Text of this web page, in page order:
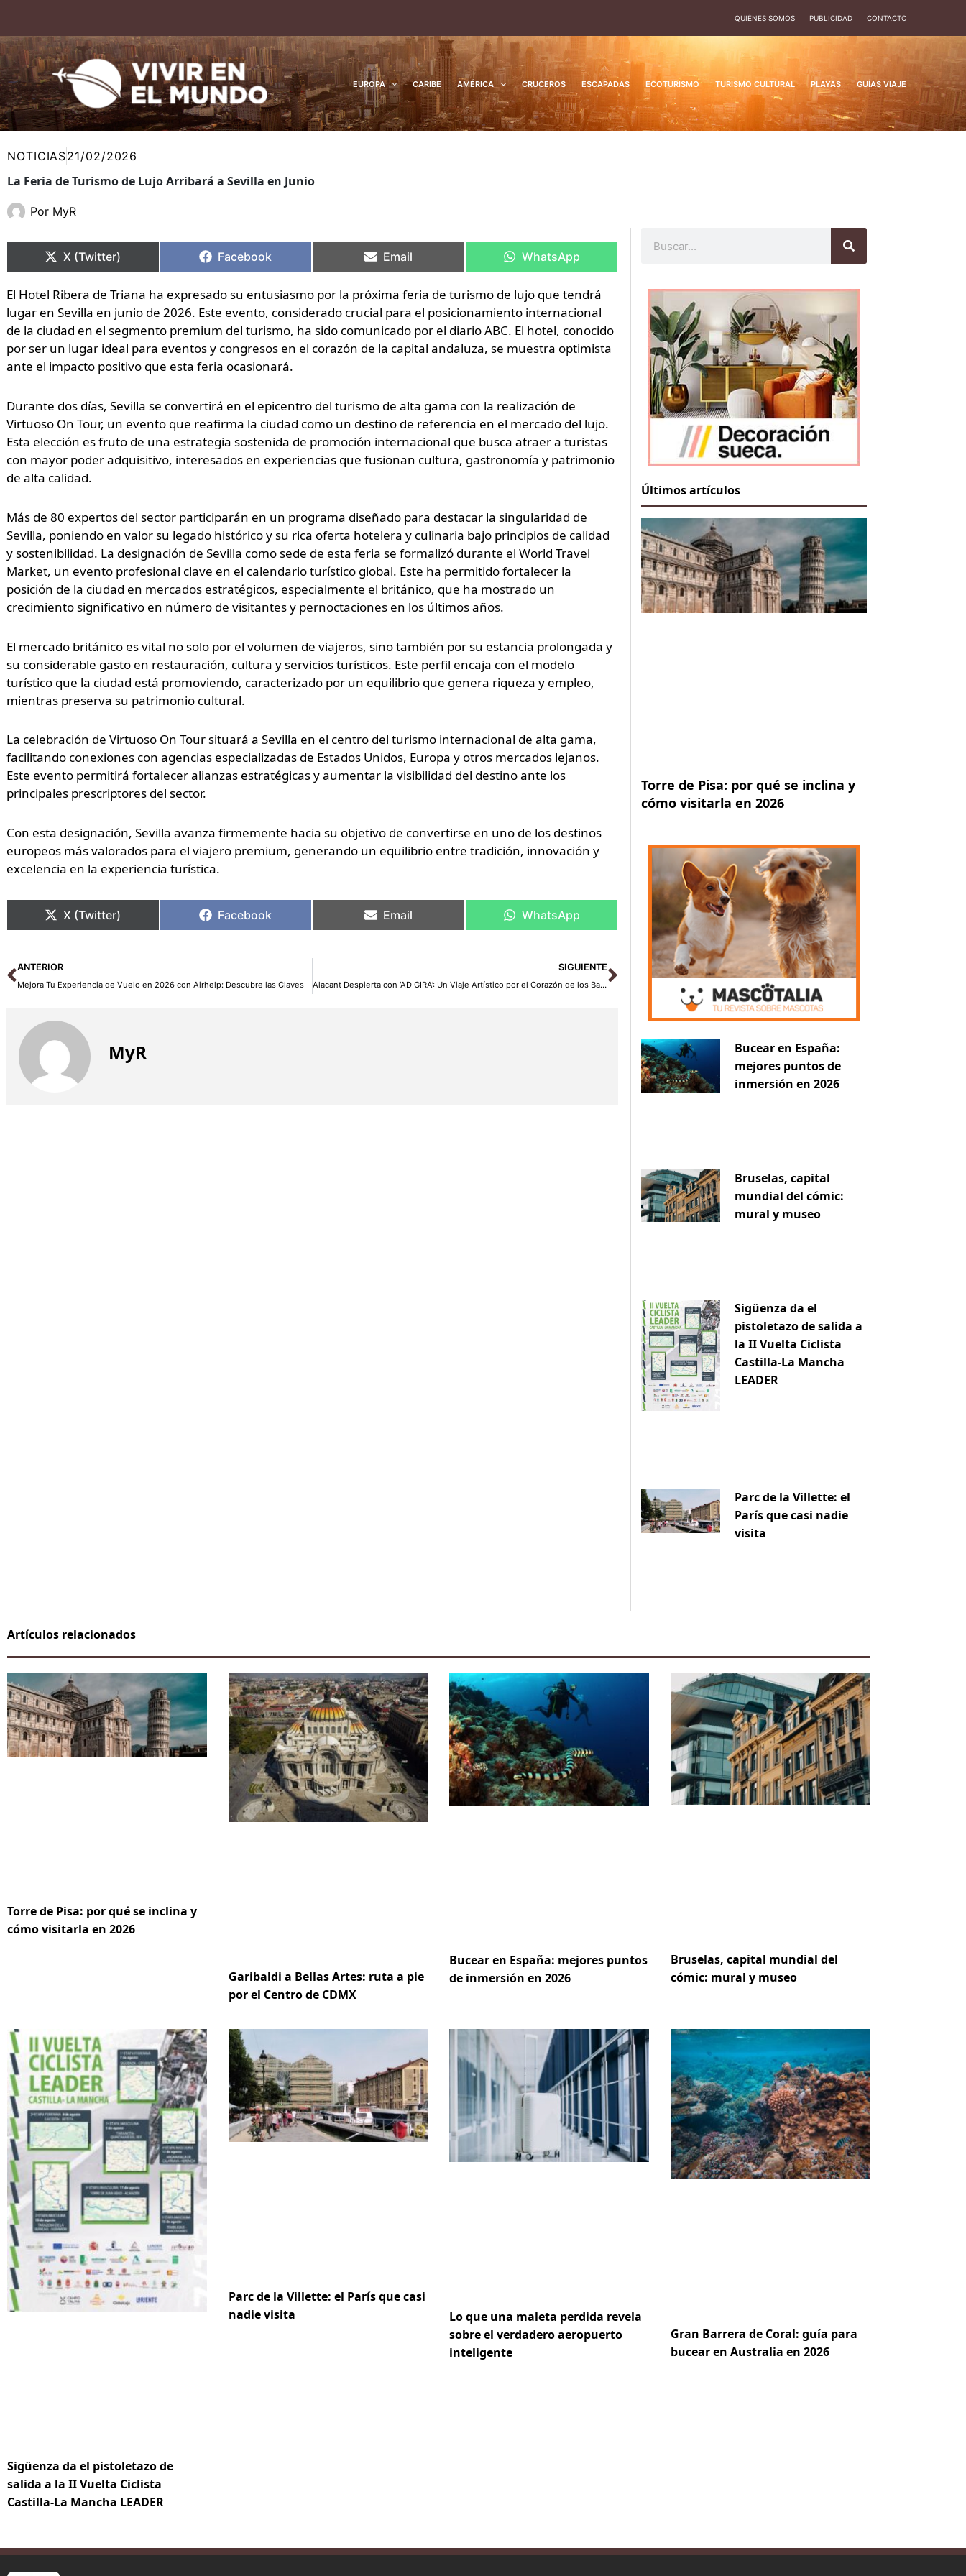
contenido
QUIÉNES SOMOS PUBLICIDAD CONTACTO
EUROPA CARIBE AMÉRICA CRUCEROS ESCAPADAS ECOTURISMO TURISMO CULTURAL PLAYAS GUÍAS VIAJE
NOTICIAS21/02/2026
La Feria de Turismo de Lujo Arribará a Sevilla en Junio
Por MyR
en
X (Twitter)
en
Facebook
en
Email
en
WhatsApp
El Hotel Ribera de Triana ha expresado su entusiasmo por la próxima feria de turismo de lujo que tendrá
lugar en Sevilla en junio de 2026. Este evento, considerado crucial para el posicionamiento internacional
de la ciudad en el segmento premium del turismo, ha sido comunicado por el diario ABC. El hotel, conocido
por ser un lugar ideal para eventos y congresos en el corazón de la capital andaluza, se muestra optimista
ante el impacto positivo que esta feria ocasionará.
Durante dos días, Sevilla se convertirá en el epicentro del turismo de alta gama con la realización de
Virtuoso On Tour, un evento que reafirma la ciudad como un destino de referencia en el mercado del lujo.
Esta elección es fruto de una estrategia sostenida de promoción internacional que busca atraer a turistas
con mayor poder adquisitivo, interesados en experiencias que fusionan cultura, gastronomía y patrimonio
de alta calidad.
Más de 80 expertos del sector participarán en un programa diseñado para destacar la singularidad de
Sevilla, poniendo en valor su legado histórico y su rica oferta hotelera y culinaria bajo principios de calidad
y sostenibilidad. La designación de Sevilla como sede de esta feria se formalizó durante el World Travel
Market, un evento profesional clave en el calendario turístico global. Este ha permitido fortalecer la
posición de la ciudad en mercados estratégicos, especialmente el británico, que ha mostrado un
crecimiento significativo en número de visitantes y pernoctaciones en los últimos años.
El mercado británico es vital no solo por el volumen de viajeros, sino también por su estancia prolongada y
su considerable gasto en restauración, cultura y servicios turísticos. Este perfil encaja con el modelo
turístico que la ciudad está promoviendo, caracterizado por un equilibrio que genera riqueza y empleo,
mientras preserva su patrimonio cultural.
La celebración de Virtuoso On Tour situará a Sevilla en el centro del turismo internacional de alta gama,
facilitando conexiones con agencias especializadas de Estados Unidos, Europa y otros mercados lejanos.
Este evento permitirá fortalecer alianzas estratégicas y aumentar la visibilidad del destino ante los
principales prescriptores del sector.
Con esta designación, Sevilla avanza firmemente hacia su objetivo de convertirse en uno de los destinos
europeos más valorados para el viajero premium, generando un equilibrio entre tradición, innovación y
excelencia en la experiencia turística.
en
X (Twitter)
en
Facebook
en
Email
en
WhatsApp
Ant
ANTERIOR
Mejora Tu Experiencia de Vuelo en 2026 con Airhelp: Descubre las Claves
SIGUIENTE
Alacant Despierta con ‘AD GIRA’: Un Viaje Artístico por el Corazón de los Barrios de Alicante
Siguiente
MyR
Últimos artículos
Torre de Pisa: por qué se inclina y
cómo visitarla en 2026
Bucear en España:
mejores puntos de
inmersión en 2026
Bruselas, capital
mundial del cómic:
mural y museo
Sigüenza da el
pistoletazo de salida a
la II Vuelta Ciclista
Castilla-La Mancha
LEADER
Parc de la Villette: el
París que casi nadie
visita
Artículos relacionados
Torre de Pisa: por qué se inclina y
cómo visitarla en 2026
Garibaldi a Bellas Artes: ruta a pie
por el Centro de CDMX
Bucear en España: mejores puntos
de inmersión en 2026
Bruselas, capital mundial del
cómic: mural y museo
Sigüenza da el pistoletazo de
salida a la II Vuelta Ciclista
Castilla-La Mancha LEADER
Parc de la Villette: el París que casi
nadie visita
Lo que una maleta perdida revela
sobre el verdadero aeropuerto
inteligente
Gran Barrera de Coral: guía para
bucear en Australia en 2026